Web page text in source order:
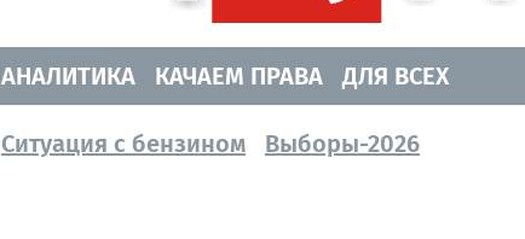
АНАЛИТИКА КАЧАЕМ ПРАВА ДЛЯ ВСЕХ
Ситуация с бензином Выборы-2026